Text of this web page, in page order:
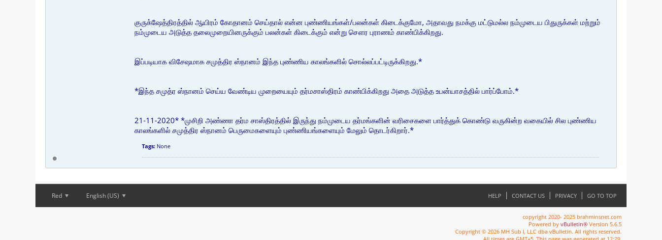
குருக்ஷேத்திரத்தில் ஆயிரம் கோதானம் செய்தால் என்ன புண்ணியங்கள்/பலன்கள் கிடைக்குமோ, அதாவது நமக்கு மட்டுமல்ல நம்முடைய பிதுருக்கள் மற்றும்
நம்முடைய அடுத்த தலைமுறையினருக்கும் பலன்கள் கிடைக்கும் என்று சௌர புராணம் காண்பிக்கிறது.
இப்படியாக விசேஷமாக சமுத்திர ஸ்நானம் இந்த புண்ணிய காலங்களில் சொல்லப்பட்டிருக்கிறது.*
*இந்த சமுத்ர ஸ்நானம் செய்ய வேண்டிய முறையையும் தர்மசாஸ்திரம் காண்பிக்கிறது அதை அடுத்த உபன்யாசத்தில் பார்ப்போம்.*
21-11-2020* *முசிறி அண்ணா தர்ம சாஸ்திரத்தில் இருந்து நம்முடைய தர்மங்களின் வரிசைகளை பார்த்துக் கொண்டு வருகின்ற வகையில் சில புண்ணிய
காலங்களில் சமுத்திர ஸ்நானம் பெருமைகளையும் புண்ணியங்களையும் மேலும் தொடர்கிறார்.*
Tags: None
Red English (US) HELP CONTACT US PRIVACY GO TO TOP
copyright 2020- 2025 brahminsnet.com
Powered by vBulletin® Version 5.6.5
Copyright © 2026 MH Sub I, LLC dba vBulletin. All rights reserved.